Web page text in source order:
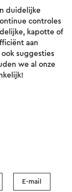
duidelijke
controles
kapotte of
aan
suggesties
we al onze
E-mail